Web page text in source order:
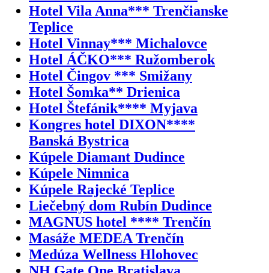
Hotel Vila Anna*** Trenčianske
Teplice
Hotel Vinnay*** Michalovce
Hotel ÁČKO*** Ružomberok
Hotel Čingov *** Smižany
Hotel Šomka** Drienica
Hotel Štefánik**** Myjava
Kongres hotel DIXON****
Banská Bystrica
Kúpele Diamant Dudince
Kúpele Nimnica
Kúpele Rajecké Teplice
Liečebný dom Rubín Dudince
MAGNUS hotel **** Trenčín
Masáže MEDEA Trenčín
Medúza Wellness Hlohovec